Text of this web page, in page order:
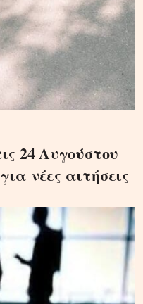
24 Αυγούστου
νέες αιτήσεις